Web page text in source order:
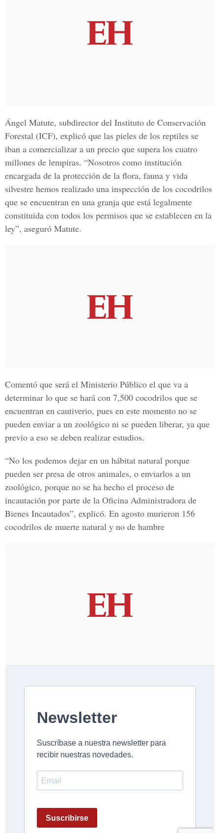
Ángel Matute, subdirector del Instituto de Conservación
Forestal (ICF), explicó que las pieles de los reptiles se
iban a comercializar a un precio que supera los cuatro
millones de lempiras. “Nosotros como institución
encargada de la protección de la flora, fauna y vida
silvestre hemos realizado una inspección de los cocodrilos
que se encuentran en una granja que está legalmente
constituida con todos los permisos que se establecen en la
ley”, aseguró Matute.
Comentó que será el Ministerio Público el que va a
determinar lo que se hará con 7,500 cocodrilos que se
encuentran en cautiverio, pues en este momento no se
pueden enviar a un zoológico ni se pueden liberar, ya que
previo a eso se deben realizar estudios.
“No los podemos dejar en un hábitat natural porque
pueden ser presa de otros animales, o enviarlos a un
zoológico, porque no se ha hecho el proceso de
incautación por parte de la Oficina Administradora de
Bienes Incautados”, explicó. En agosto murieron 156
cocodrilos de muerte natural y no de hambre